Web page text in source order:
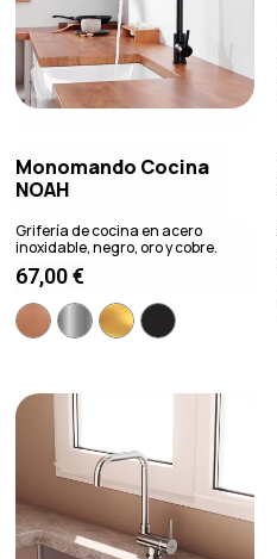
Monomando Cocina
NOAH
Grifería de cocina en acero
inoxidable, negro, oro y cobre.
67,00€